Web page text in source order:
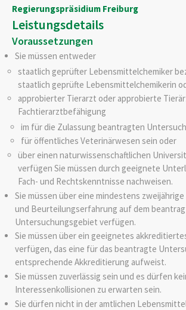
Regierungspräsidium Freiburg
Leistungsdetails
Voraussetzungen
Sie müssen entweder
staatlich geprüfter Lebensmittelchemiker
staatlich geprüfte Lebensmittelchemikerin
approbierter Tierarzt oder approbierte
Fachtierarztbefähigung
im für die Zulassung beantragten
für öffentliches Veterinärwesen sein oder
über einen naturwissenschaftlichen
verfügen Sie müssen durch geeignete
Fach- und Rechtskenntnisse nachweisen.
Sie müssen über eine mindestens
und Beurteilungserfahrung auf dem
Untersuchungsgebiet verfügen.
Sie müssen über ein geeignetes
verfügen, das eine für das beantragte
entsprechende Akkreditierung aufweist.
Sie müssen zuverlässig sein und es dürfen
Interessenkollisionen zu erwarten sein.
Sie dürfen nicht in der amtlichen